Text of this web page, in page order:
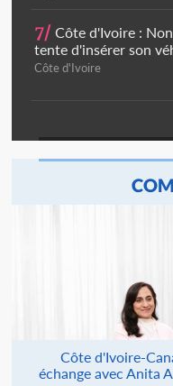
7/ Côte d'Ivoire :
tente d'insérer son
Côte d'Ivoire
Côte d'Ivoire-
échange avec Anita